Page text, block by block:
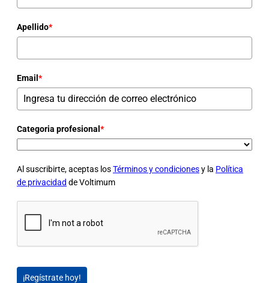
Apellido*
Email *
Categoria profesional *
Al suscribirte, aceptas losTérminos y condicionesy la Política
de privacidad de Voltimum
¡Regístrate hoy!